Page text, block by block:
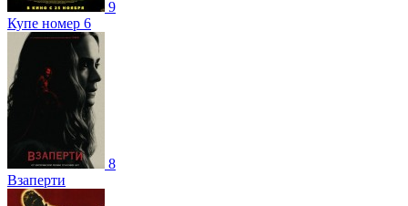
9
Купе номер 6
8
Взаперти